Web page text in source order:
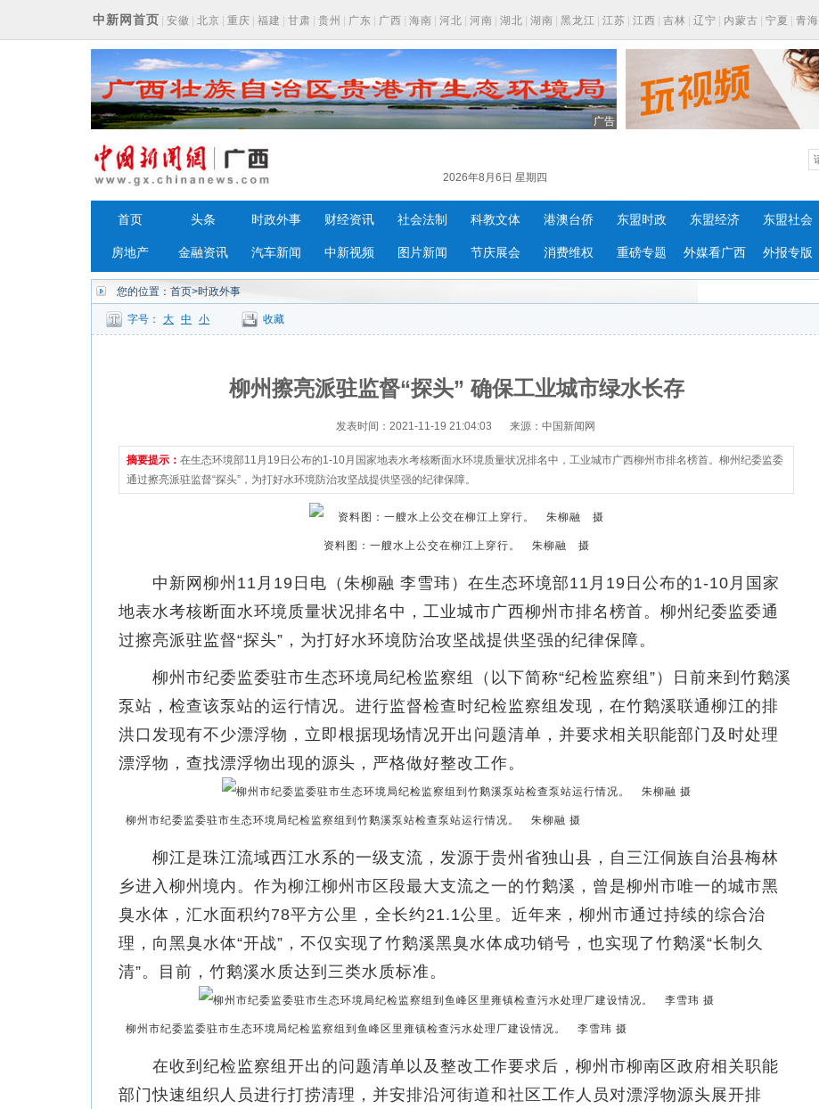
中新网首页 安徽 北京 重庆 福建 甘肃 贵州 广东 广西 海南 河北 河南 湖北 湖南 黑龙江 江苏 江西 吉林 辽宁 内蒙古 宁夏 青海
广告
2026年8月6日 星期四
首页 头条 时政外事 财经资讯 社会法制 科教文体 港澳台侨 东盟时政 东盟经济 东盟社会
房地产 金融资讯 汽车新闻 中新视频 图片新闻 节庆展会 消费维权 重磅专题 外媒看广西 外报专版
您的位置： 首页>时政外事
字号： 大 中 小 收藏
柳州擦亮派驻监督“探头” 确保工业城市绿水长存
发表时间：2021-11-19 21:04:03 来源：中国新闻网
摘要提示： 在生态环境部11月19日公布的1-10月国家地表水考核断面水环境质量状况排名中，工业城市广西柳州市排名榜首。柳州纪委监委
通过擦亮派驻监督“探头”，为打好水环境防治攻坚战提供坚强的纪律保障。
资料图：一艘水上公交在柳江上穿行。 朱柳融 摄
中新网柳州11月19日电（朱柳融 李雪玮）在生态环境部11月19日公布的1-10月国家
地表水考核断面水环境质量状况排名中，工业城市广西柳州市排名榜首。柳州纪委监委通
过擦亮派驻监督“探头”，为打好水环境防治攻坚战提供坚强的纪律保障。
柳州市纪委监委驻市生态环境局纪检监察组（以下简称“纪检监察组”）日前来到竹鹅溪
泵站，检查该泵站的运行情况。进行监督检查时纪检监察组发现，在竹鹅溪联通柳江的排
洪口发现有不少漂浮物，立即根据现场情况开出问题清单，并要求相关职能部门及时处理
漂浮物，查找漂浮物出现的源头，严格做好整改工作。
柳州市纪委监委驻市生态环境局纪检监察组到竹鹅溪泵站检查泵站运行情况。 朱柳融 摄
柳江是珠江流域西江水系的一级支流，发源于贵州省独山县，自三江侗族自治县梅林
乡进入柳州境内。作为柳江柳州市区段最大支流之一的竹鹅溪，曾是柳州市唯一的城市黑
臭水体，汇水面积约78平方公里，全长约21.1公里。近年来，柳州市通过持续的综合治
理，向黑臭水体“开战”，不仅实现了竹鹅溪黑臭水体成功销号，也实现了竹鹅溪“长制久
清”。目前，竹鹅溪水质达到三类水质标准。
柳州市纪委监委驻市生态环境局纪检监察组到鱼峰区里雍镇检查污水处理厂建设情况。 李雪玮 摄
在收到纪检监察组开出的问题清单以及整改工作要求后，柳州市柳南区政府相关职能
部门快速组织人员进行打捞清理，并安排沿河街道和社区工作人员对漂浮物源头展开排